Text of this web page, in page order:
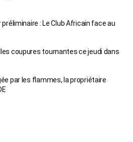
: Le Club Africain face au
coupures tournantes ce jeudi dans
par les flammes, la propriétaire